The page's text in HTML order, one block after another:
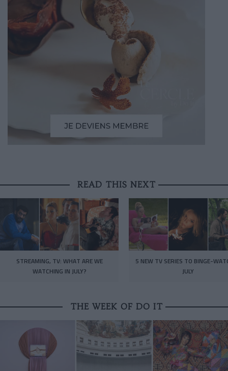
READ THIS NEXT
STREAMING, TV: WHAT ARE WE
WATCHING IN JULY?
5 NEW TV SERIES TO BINGE-
JULY
THE WEEK OF DO IT